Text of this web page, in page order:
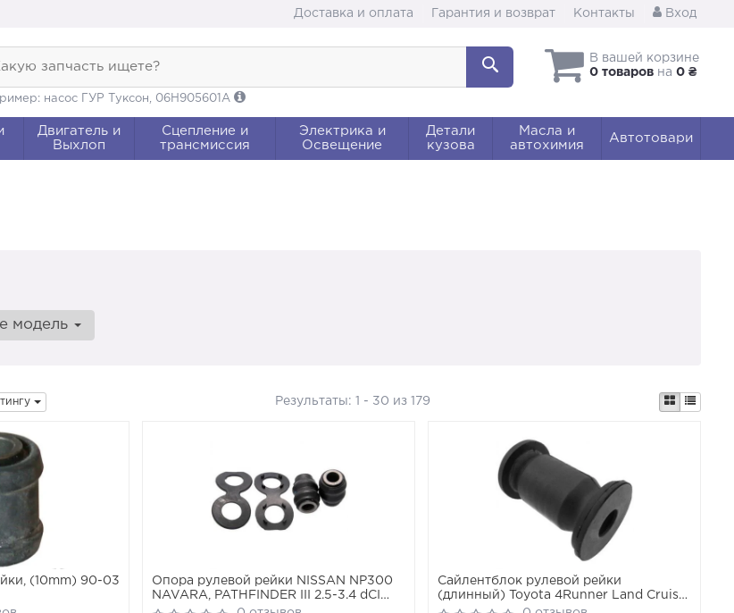
Доставка и оплата Гарантия и возврат Контакты Вход
В вашей корзине
0 товаров на 0 ₴
запчасть ищете?
насос ГУР Туксон, 06H905601A
Двигатель и
Выхлоп
Сцепление и
трансмиссия
Электрика и
Освещение
Детали
кузова
Масла и
автохимия
Автотовари
модель
Результаты: 1 - 30 из 179
(10mm) 90-03
Опора рулевой рейки NISSAN NP300
NAVARA, PATHFINDER III 2.5-3.4 dCI
05- (Пр-во FEBEST)
Сайлентблок рулевой рейки
(длинный) Toyota 4Runner Land Cruiser
Prado 95-02